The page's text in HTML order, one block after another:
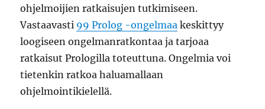
ohjelmoijien ratkaisujen tutkimiseen.
Vastaavasti 99 Prolog -ongelmaa keskittyy
loogiseen ongelmanratkontaa ja tarjoaa
ratkaisut Prologilla toteuttuna. Ongelmia voi
tietenkin ratkoa haluamallaan
ohjelmointikielellä.